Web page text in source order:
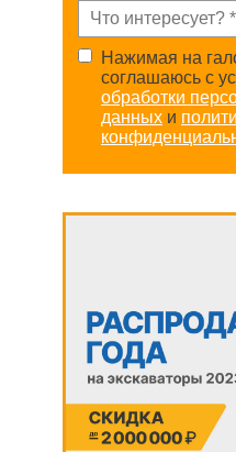
Нажимая на
соглашаюсь с
обработки
данных и